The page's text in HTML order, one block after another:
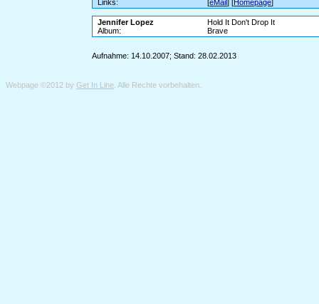
Links:
[eMail] [Homepage]
Jennifer Lopez
Hold It Don't Drop It
Album:
Brave
Aufnahme: 14.10.2007; Stand: 28.02.2013
Webpage ©2012 by Get In Line . Alle Rechte vorbehalten.